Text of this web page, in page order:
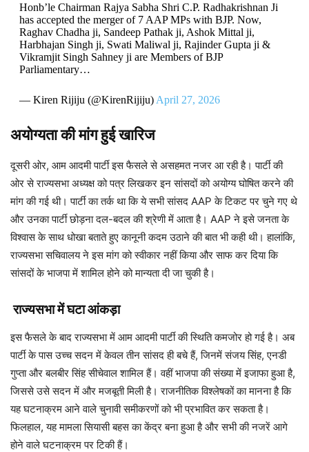
Honb’le Chairman Rajya Sabha Shri C.P. Radhakrishnan Ji
has accepted the merger of 7 AAP MPs with BJP. Now,
Raghav Chadha ji, Sandeep Pathak ji, Ashok Mittal ji,
Harbhajan Singh ji, Swati Maliwal ji, Rajinder Gupta ji &
Vikramjit Singh Sahney ji are Members of BJP
Parliamentary…
— Kiren Rijiju (@KirenRijiju) April 27, 2026
अयोग्यता की मांग हुई खारिज
दूसरी ओर, आम आदमी पार्टी इस फैसले से असहमत नजर आ रही है। पार्टी की
ओर से राज्यसभा अध्यक्ष को पत्र लिखकर इन सांसदों को अयोग्य घोषित करने की
मांग की गई थी। पार्टी का तर्क था कि ये सभी सांसद AAP के टिकट पर चुने गए थे
और उनका पार्टी छोड़ना दल-बदल की श्रेणी में आता है। AAP ने इसे जनता के
विश्वास के साथ धोखा बताते हुए कानूनी कदम उठाने की बात भी कही थी। हालांकि,
राज्यसभा सचिवालय ने इस मांग को स्वीकार नहीं किया और साफ कर दिया कि
सांसदों के भाजपा में शामिल होने को मान्यता दी जा चुकी है।
राज्यसभा में घटा आंकड़ा
इस फैसले के बाद राज्यसभा में आम आदमी पार्टी की स्थिति कमजोर हो गई है। अब
पार्टी के पास उच्च सदन में केवल तीन सांसद ही बचे हैं, जिनमें संजय सिंह, एनडी
गुप्ता और बलबीर सिंह सीचेवाल शामिल हैं। वहीं भाजपा की संख्या में इजाफा हुआ है,
जिससे उसे सदन में और मजबूती मिली है। राजनीतिक विश्लेषकों का मानना है कि
यह घटनाक्रम आने वाले चुनावी समीकरणों को भी प्रभावित कर सकता है।
फिलहाल, यह मामला सियासी बहस का केंद्र बना हुआ है और सभी की नजरें आगे
होने वाले घटनाक्रम पर टिकी हैं।